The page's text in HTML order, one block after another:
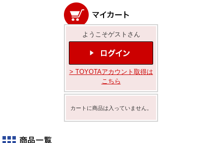
ようこそゲストさん
> TOYOTAアカウント取得は
こちら
カートに商品は入っていません。